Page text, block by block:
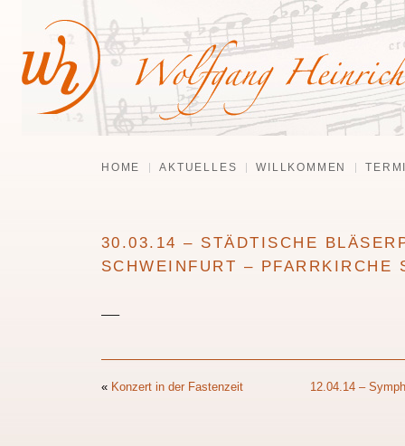
HOME AKTUELLES WILLKOMMEN
30.03.14 – STÄDTISCHE
SCHWEINFURT – PFARRKIRCHE
—–
« Konzert in der Fastenzeit 12.04.14 –